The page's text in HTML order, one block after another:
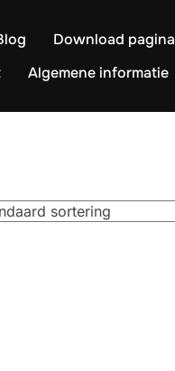
Download pagina
Algemene informatie